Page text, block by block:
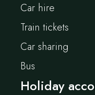
Car hire
Train tickets
Car sharing
Bus
Holiday